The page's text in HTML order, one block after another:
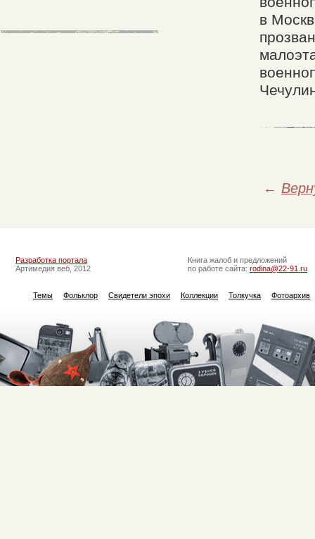
в
←
Разработка портала
Артимедия веб, 2012
Книга жалоб и предложений
по работе сайта: rodina@22-91.ru
Темы Фольклор Свидетели эпохи Коллекции Толкучка Фотоархив